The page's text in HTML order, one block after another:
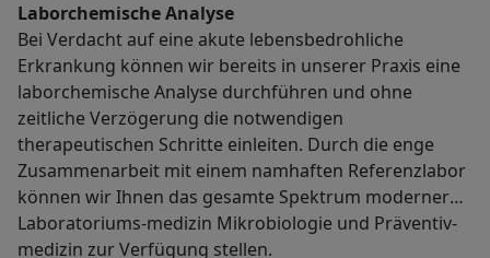
Laborchemische Analyse
Bei Verdacht auf eine akute lebensbedrohliche
Erkrankung können wir bereits in unserer Praxis eine
laborchemische Analyse durchführen und ohne
zeitliche Verzögerung die notwendigen
therapeutischen Schritte einleiten. Durch die enge
Zusammenarbeit mit einem namhaften Referenzlabor
können wir Ihnen das gesamte Spektrum moderner
Laboratoriums-medizin Mikrobiologie und Präventiv-
medizin zur Verfügung stellen.